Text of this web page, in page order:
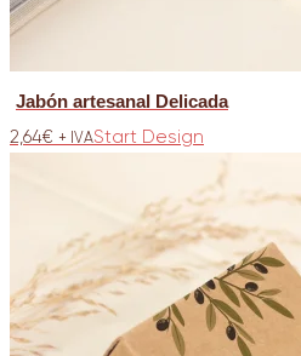
Jabón artesanal Delicada
2,64€ + IVAStart Design